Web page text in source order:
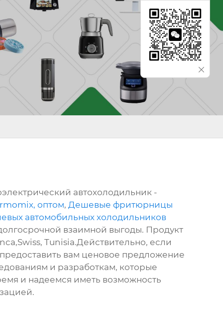
автохолодильник -
оптом, Дешевые фритюрницы
автомобильных холодильников
взаимной выгоды. Продукт
Tunisia.Действительно, если
вам ценовое предложение
и разработкам, которые
и надеемся иметь возможность